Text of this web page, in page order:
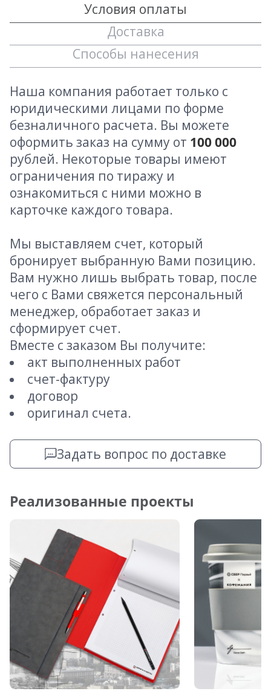
Условия оплаты
Доставка
Способы нанесения
Наша компания работает только с
юридическими лицами по форме
безналичного расчета. Вы можете
оформить заказ на сумму от 100 000
рублей. Некоторые товары имеют
ограничения по тиражу и
ознакомиться с ними можно в
карточке каждого товара.
Мы выставляем счет, который
бронирует выбранную Вами позицию.
Вам нужно лишь выбрать товар, после
чего с Вами свяжется персональный
менеджер, обработает заказ и
сформирует счет.
Вместе с заказом Вы получите:
акт выполненных работ
счет-фактуру
договор
оригинал счета.
Задать вопрос по доставке
Реализованные проекты